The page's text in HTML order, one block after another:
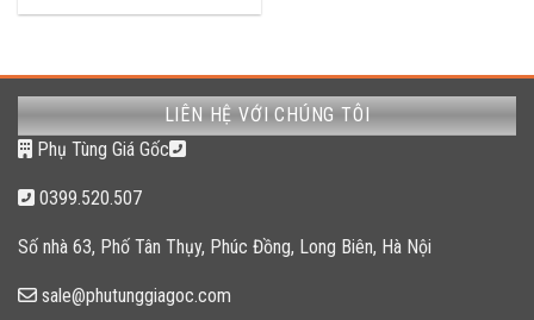
LIÊN HỆ VỚI CHÚNG TÔI
Phụ Tùng Giá Gốc
0399.520.507
Số nhà 63, Phố Tân Thụy, Phúc Đồng, Long Biên, Hà Nội
sale@phutunggiagoc.com